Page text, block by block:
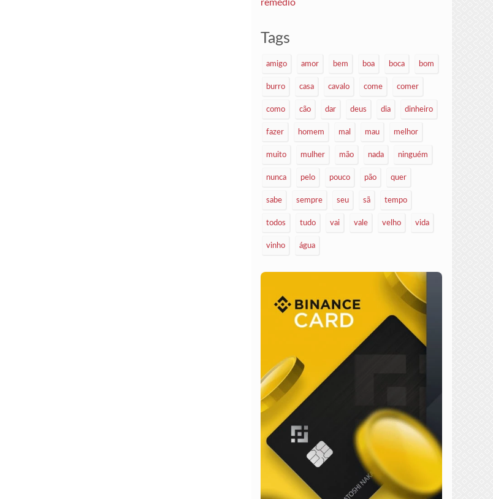
remédio
Tags
amigo amor bem boa boca bom
burro casa cavalo come comer
como cão dar deus dia dinheiro
fazer homem mal mau melhor
muito mulher mão nada ninguém
nunca pelo pouco pão quer
sabe sempre seu sã tempo
todos tudo vai vale velho vida
vinho água